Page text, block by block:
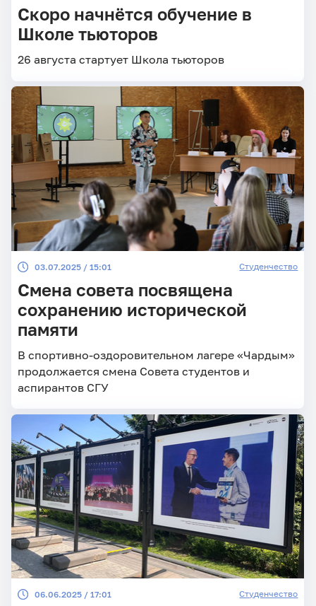
Скоро начнётся обучение в
Школе тьюторов
26 августа стартует Школа тьюторов
03.07.2025 / 15:01 Студенчество
Смена совета посвящена
сохранению исторической
памяти
В спортивно-оздоровительном лагере «Чардым»
продолжается смена Совета студентов и
аспирантов СГУ
06.06.2025 / 17:01 Студенчество